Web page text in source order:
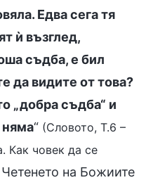
Едва сега тя
ѝ възглед,
съдба, е бил
да видите от това?
„добра съдба“ и
няма“ (Словото, Т.6 –
Как човек да се
Четенето на Божиите